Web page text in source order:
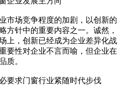
市场竞争程度的加剧，以创新的
方针中的重要内容之一。诚然，
上，创新已经成为企业差异化战
要性对企业不言而喻，但企业在
质。
要求门窗行业紧随时代步伐